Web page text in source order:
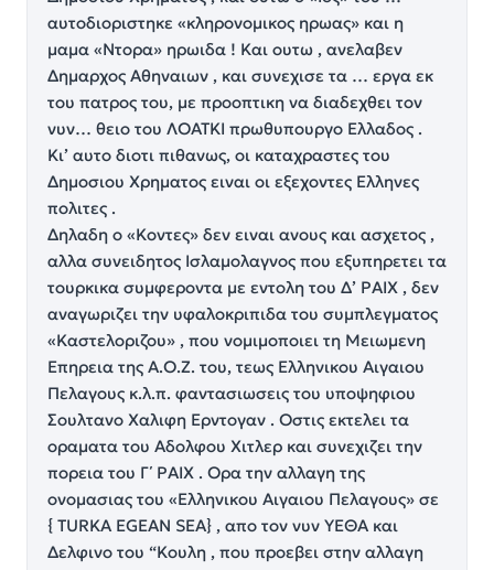
αυτοδιοριστηκε «κληρονομικος ηρωας» και η
μαμα «Ντορα» ηρωιδα ! Και ουτω , ανελαβεν
Δημαρχος Αθηναιων , και συνεχισε τα … εργα εκ
του πατρος του, με προοπτικη να διαδεχθει τον
νυν… θειο του ΛΟΑΤΚΙ πρωθυπουργο Ελλαδος .
Κι’ αυτο διοτι πιθανως, οι καταχραστες του
Δημοσιου Χρηματος ειναι οι εξεχοντες Ελληνες
πολιτες .
Δηλαδη ο «Κοντες» δεν ειναι ανους και ασχετος ,
αλλα συνειδητος Ισλαμολαγνος που εξυπηρετει τα
τουρκικα συμφεροντα με εντολη του Δ’ ΡΑΙΧ , δεν
αναγωριζει την υφαλοκριπιδα του συμπλεγματος
«Καστελοριζου» , που νομιμοποιει τη Μειωμενη
Επηρεια της Α.Ο.Ζ. του, τεως Ελληνικου Αιγαιου
Πελαγους κ.λ.π. φαντασιωσεις του υποψηφιου
Σουλτανο Χαλιφη Ερντογαν . Οστις εκτελει τα
οραματα του Αδολφου Χιτλερ και συνεχιζει την
πορεια του Γ΄ ΡΑΙΧ . Ορα την αλλαγη της
ονομασιας του «Ελληνικου Αιγαιου Πελαγους» σε
{ ΤURKA EGEAN SEA} , απο τον νυν ΥΕΘΑ και
Δελφινο του “Κουλη , που προεβει στην αλλαγη